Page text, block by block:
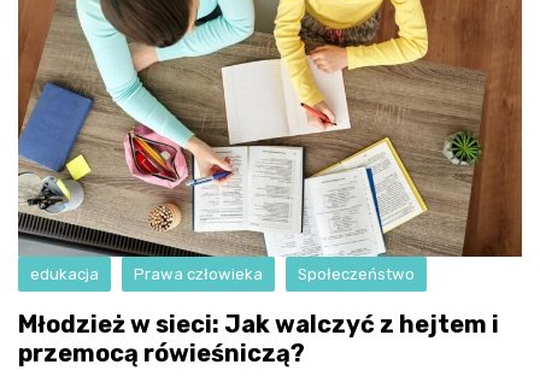
edukacja Prawa człowieka Społeczeństwo
Młodzież w sieci: Jak walczyć z hejtem i
przemocą rówieśniczą?